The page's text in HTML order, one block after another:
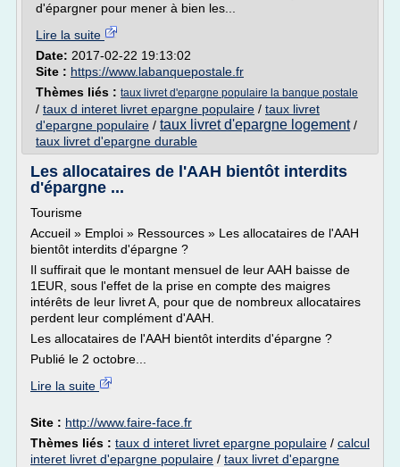
d'épargner pour mener à bien les...
Lire la suite
Date: 2017-02-22 19:13:02
Site : https://www.labanquepostale.fr
Thèmes liés : taux livret d'epargne populaire la banque postale
/ taux d interet livret epargne populaire / taux livret
d'epargne populaire / taux livret d'epargne logement/
taux livret d'epargne durable
Les allocataires de l'AAH bientôt interdits
d'épargne ...
Tourisme
Accueil » Emploi » Ressources » Les allocataires de l'AAH
bientôt interdits d'épargne ?
Il suffirait que le montant mensuel de leur AAH baisse de
1EUR, sous l'effet de la prise en compte des maigres
intérêts de leur livret A, pour que de nombreux allocataires
perdent leur complément d'AAH.
Les allocataires de l'AAH bientôt interdits d'épargne ?
Publié le 2 octobre...
Lire la suite
Site : http://www.faire-face.fr
Thèmes liés : taux d interet livret epargne populaire / calcul
interet livret d'epargne populaire / taux livret d'epargne